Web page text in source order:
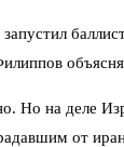
Но на деле
от